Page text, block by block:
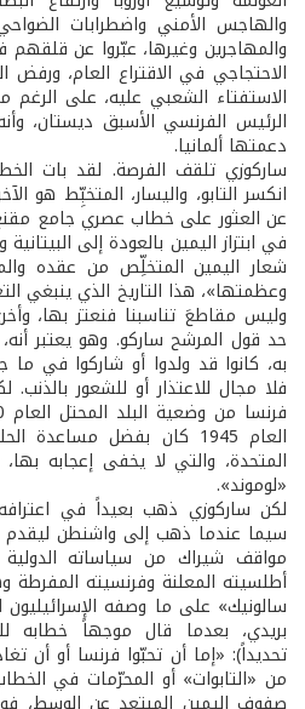
والهاجس الأمني واضطرابات
والمهاجرين وغيرها، عبّروا عن قلقهم
الاحتجاجي في الاقتراع العام، ورفض
الاستفتاء الشعبي عليه، على
الرئيس الفرنسي الأسبق ديستان،
دعمتها ألمانيا.
ساركوزي تلقف الفرصة. لقد بات
انكسر التابو، واليسار، المتخبِّط هو
عن العثور على خطاب عصري جامع
في ابتزاز اليمين بالعودة إلى
شعار اليمين المتخلِّص من عقده
وعظمتها»، هذا التاريخ الذي ينبغي
وليس مقاطعَ تناسبنا فنعتز بها،
حد قول المرشح ساركو. وهو يعتبر
به، كانوا قد ولدوا أو شاركوا في ما
فلا مجال للاعتذار أو للشعور
العام 1945 كان بفضل
المتحدة، والتي لا يخفى إعجابه
«لوموند».
لكن ساركوزي ذهب بعيداً في اعترافه
سيما عندما ذهب إلى واشنطن
مواقف شيراك من سياساته الدولية
أطلسيته المعلنة وفرنسيته المفرطة
سالونيك» على ما وصفه
بريدي، بعدما قال موجهاً خطابه
تحديداً): «إما أن تحبّوا فرنسا أو أن
من «التابوات» أو المحرّمات في